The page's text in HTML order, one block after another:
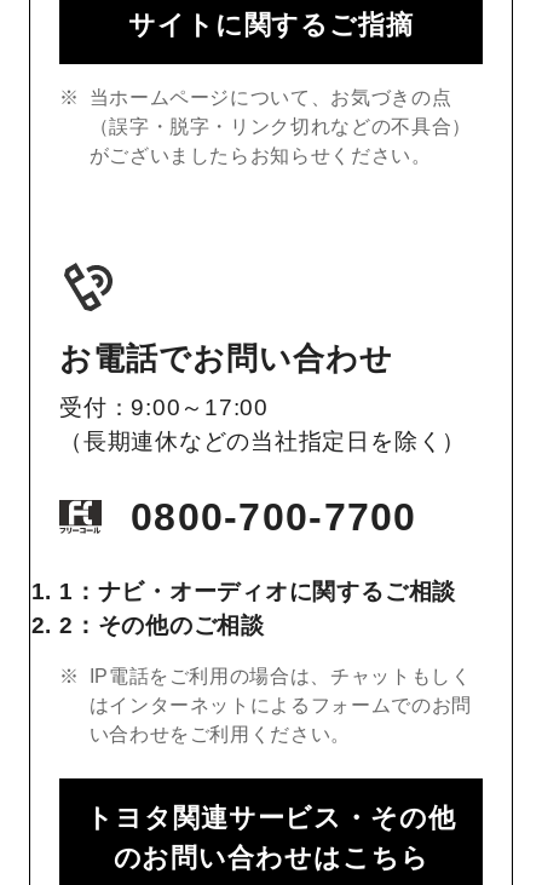
サイトに関するご指摘
当ホームページについて、お気づきの点
（誤字・脱字・リンク切れなどの不具合）
がございましたらお知らせください。
お電話でお問い合わせ
受付：9:00～17:00
（長期連休などの当社指定日を除く）
0800-700-7700
1：ナビ・オーディオに関するご相談
2：その他のご相談
IP電話をご利用の場合は、チャットもしく
はインターネットによるフォームでのお問
い合わせをご利用ください。
トヨタ関連サービス・その他
のお問い合わせはこちら